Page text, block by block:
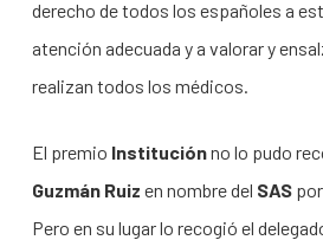
derecho de todos los españoles a
atención adecuada y a valorar y
realizan todos los médicos.
El premio Instituciónno lo pudo
Guzmán Ruiz en nombre del SASpor
Pero en su lugar lo recogió el